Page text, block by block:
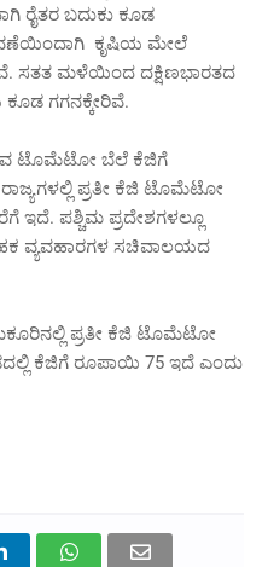
ರೈತರ ಬದುಕು ಕೂಡ
ಕೃಷಿಯ ಮೇಲೆ
ಸತತ ಮಳೆಯಿಂದ ದಕ್ಷಿಣಭಾರತದ
ಗಗನಕ್ಕೇರಿವೆ.
ಟೊಮೆಟೋ ಬೆಲೆ ಕೆಜಿಗೆ
ಪ್ರತೀ ಕೆಜಿ ಟೊಮೆಟೋ
ಇದೆ. ಪಶ್ಚಿಮ ಪ್ರದೇಶಗಳಲ್ಲೂ
ವ್ಯವಹಾರಗಳ ಸಚಿವಾಲಯದ
ಪ್ರತೀ ಕೆಜಿ ಟೊಮೆಟೋ
ಕೆಜಿಗೆ ರೂಪಾಯಿ 75 ಇದೆ ಎಂದು